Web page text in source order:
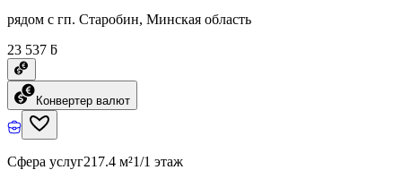
рядом с гп. Старобин, Минская область
23 537 ƃ
Конвертер валют
Сфера услуг217.4 м²1/1 этаж